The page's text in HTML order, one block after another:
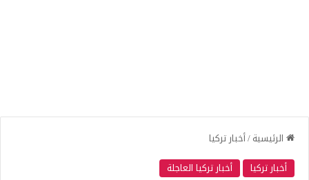
الرئيسية/أخبار تركيا
أخبار تركيا
أخبار تركيا العاجلة